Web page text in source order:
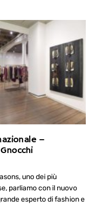
–
uno dei più
parliamo con il nuovo
esperto di fashion e